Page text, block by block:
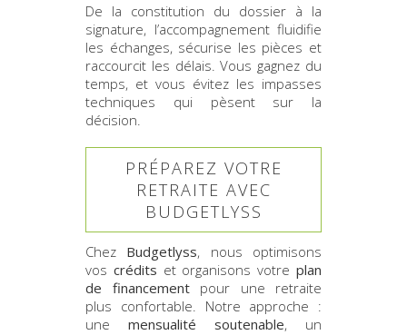
De la constitution du dossier à la
signature, l’accompagnement fluidifie
les échanges, sécurise les pièces et
raccourcit les délais. Vous gagnez du
temps, et vous évitez les impasses
techniques qui pèsent sur la
décision.
PRÉPAREZ VOTRE
RETRAITE AVEC
BUDGETLYSS
Chez Budgetlyss, nous optimisons
vos crédits et organisons votreplan
de financementpour une retraite
plus confortable. Notre approche :
une mensualité soutenable, un